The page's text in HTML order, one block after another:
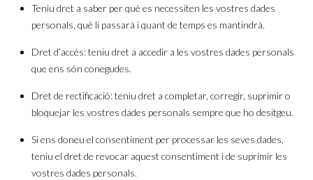
Teniu dret a saber per què es necessiten les vostres dades
personals, què li passarà i quant de temps es mantindrà.
Dret d’accés: teniu dret a accedir a les vostres dades personals
que ens són conegudes.
Dret de rectificació: teniu dret a completar, corregir, suprimir o
bloquejar les vostres dades personals sempre que ho desitgeu.
Si ens doneu el consentiment per processar les seves dades,
teniu el dret de revocar aquest consentiment i de suprimir les
vostres dades personals.